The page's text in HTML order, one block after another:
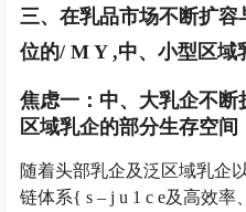
三、在乳品市场不断扩
位的/ M Y ,中、小型区域
焦虑一：中、大乳企不断
区域乳企的部分生存空间
随着头部乳企及泛区域乳企
链体系{ s – j u 1 c e及高效率